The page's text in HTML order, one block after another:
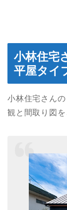
小林住宅
平屋タイ
小林住宅さん
観と間取り図を